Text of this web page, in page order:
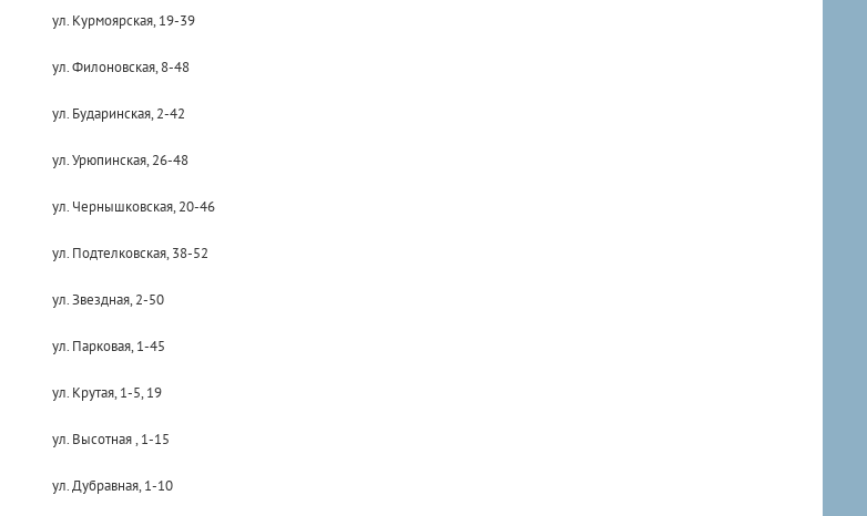
ул. Курмоярская, 19-39
ул. Филоновская, 8-48
ул. Бударинская, 2-42
ул. Урюпинская, 26-48
ул. Чернышковская, 20-46
ул. Подтелковская, 38-52
ул. Звездная, 2-50
ул. Парковая, 1-45
ул. Крутая, 1-5, 19
ул. Высотная , 1-15
ул. Дубравная, 1-10